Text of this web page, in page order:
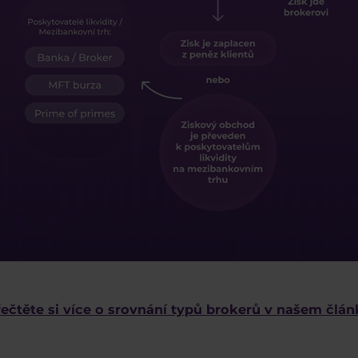
si více o srovnání typů brokerů v našem